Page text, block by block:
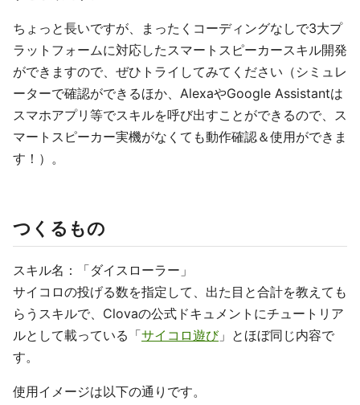
ちょっと長いですが、まったくコーディングなしで3大プ
ラットフォームに対応したスマートスピーカースキル開発
ができますので、ぜひトライしてみてください（シミュレ
ーターで確認ができるほか、AlexaやGoogle Assistantは
スマホアプリ等でスキルを呼び出すことができるので、ス
マートスピーカー実機がなくても動作確認＆使用ができま
す！）。
つくるもの
スキル名：「ダイスローラー」
サイコロの投げる数を指定して、出た目と合計を教えても
らうスキルで、Clovaの公式ドキュメントにチュートリア
ルとして載っている「サイコロ遊び」とほぼ同じ内容で
す。
使用イメージは以下の通りです。